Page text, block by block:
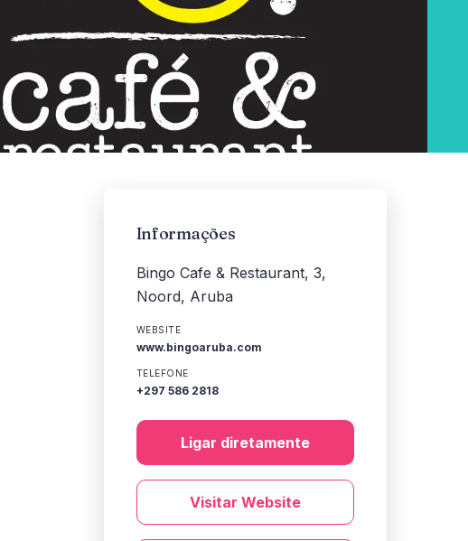
Informações
Bingo Cafe & Restaurant, 3,
Noord, Aruba
WEBSITE
www.bingoaruba.com
TELEFONE
+297 586 2818
Ligar diretamente
Visitar Website